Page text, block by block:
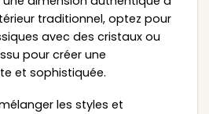
traditionnel, optez pour
avec des cristaux ou
pour créer une
et sophistiquée.
les styles et